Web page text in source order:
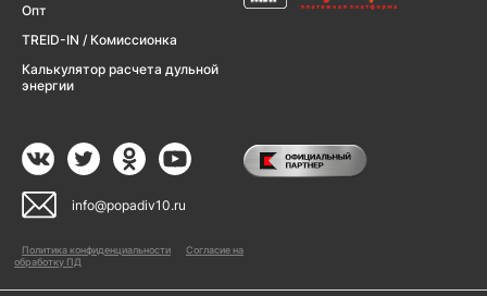
Опт
TREID-IN / Комиссионка
Калькулятор расчета дульной
энергии
info@popadiv10.ru
Политика конфиденциальности
Согласие на
обработку ПД